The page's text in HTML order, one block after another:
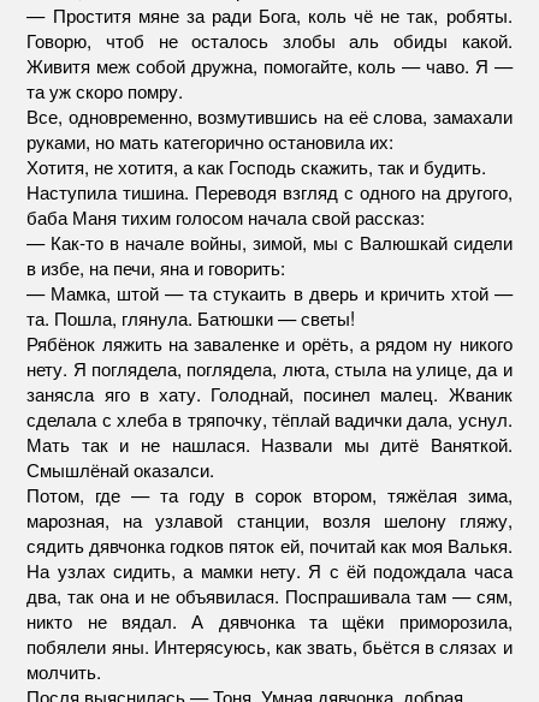
— Проститя мяне за ради Бога, коль чё не так, робяты.
Говорю, чтоб не осталось злобы аль обиды какой.
Живитя меж собой дружна, помогайте, коль — чаво. Я —
та уж скоро помру.
Все, одновременно, возмутившись на её слова, замахали
руками, но мать категорично остановила их:
Хотитя, не хотитя, а как Господь скажить, так и будить.
Наступила тишина. Переводя взгляд с одного на другого,
баба Маня тихим голосом начала свой рассказ:
— Как-то в начале войны, зимой, мы с Валюшкай сидели
в избе, на печи, яна и говорить:
— Мамка, штой — та стукаить в дверь и кричить хтой —
та. Пошла, глянула. Батюшки — светы!
Рябёнок ляжить на заваленке и орёть, а рядом ну никого
нету. Я поглядела, поглядела, люта, стыла на улице, да и
занясла яго в хату. Голоднай, посинел малец. Жваник
сделала с хлеба в тряпочку, тёплай вадички дала, уснул.
Мать так и не нашлася. Назвали мы дитё Ваняткой.
Смышлёнай оказалси.
Потом, где — та году в сорок втором, тяжёлая зима,
марозная, на узлавой станции, возля шелону гляжу,
сядить дявчонка годков пяток ей, почитай как моя Валькя.
На узлах сидить, а мамки нету. Я с ёй подождала часа
два, так она и не объявилася. Поспрашивала там — сям,
никто не вядал. А дявчонка та щёки приморозила,
побялели яны. Интерясуюсь, как звать, бьётся в слязах и
молчить.
Посля выяснилась — Тоня. Умная дявчонка, добрая.